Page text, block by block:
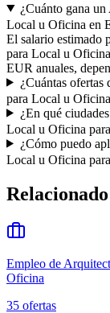
¿Cuánto gana
Local u Oficina en
El salario estimado
para Local u
EUR anuales,
¿Cuántas
para Local u
¿En qué
Local u Oficina
¿Cómo puedo
Local u Oficina
Relacionado
Empleo de
Oficina
35 ofertas